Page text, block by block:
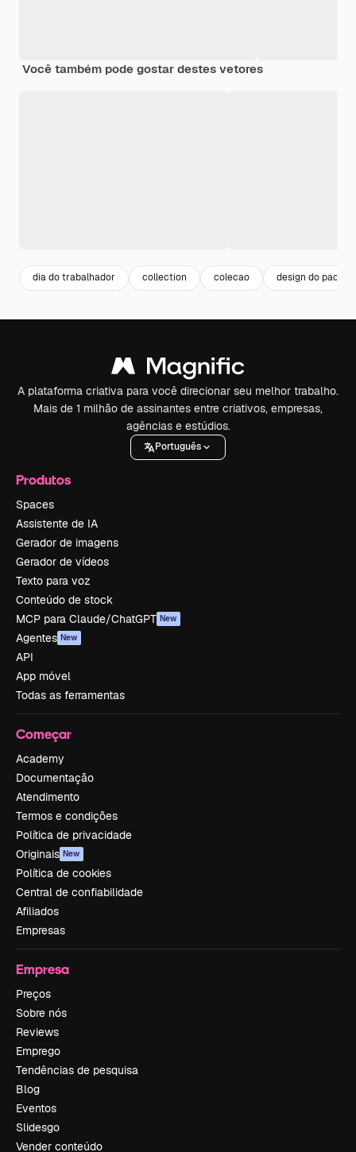
Você também pode gostar destes vetores
dia do trabalhador collection colecao design do pacote
A plataforma criativa para você direcionar seu melhor trabalho.
Mais de 1 milhão de assinantes entre criativos, empresas,
agências e estúdios.
Português
Produtos
Spaces
Assistente de IA
Gerador de imagens
Gerador de vídeos
Texto para voz
Conteúdo de stock
MCP para Claude/ChatGPT New
Agentes New
API
App móvel
Todas as ferramentas
Começar
Academy
Documentação
Atendimento
Termos e condições
Política de privacidade
Originais New
Política de cookies
Central de confiabilidade
Afiliados
Empresas
Empresa
Preços
Sobre nós
Reviews
Emprego
Tendências de pesquisa
Blog
Eventos
Slidesgo
Vender conteúdo